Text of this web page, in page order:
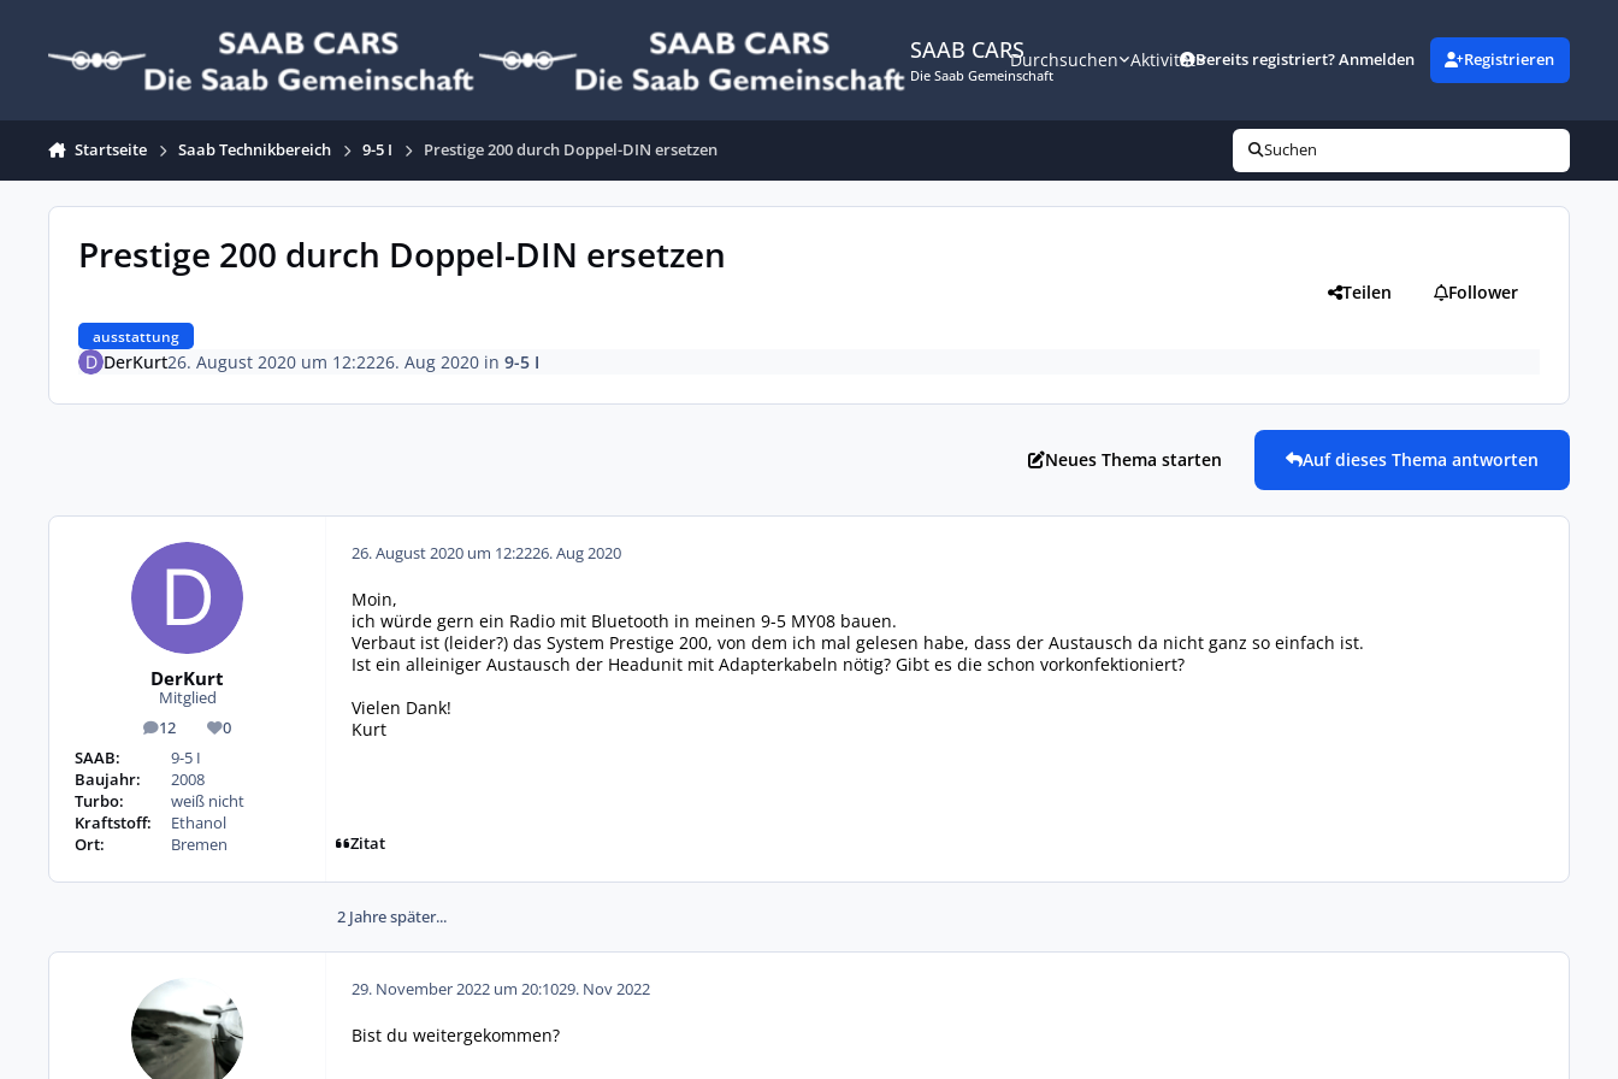
SAAB CARS
Die Saab Gemeinschaft
Durchsuchen AktivitätBereits registriert? Anmelden Registrieren
Startseite Saab Technikbereich 9-5 I Prestige 200 durch Doppel-DIN ersetzen Suchen
Prestige 200 durch Doppel-DIN ersetzen
ausstattung
Teilen Follower
DerKurt26. August 2020 um 12:2226. Aug 2020in 9-5 I
Neues Thema starten Auf dieses Thema antworten
DerKurt
Mitglied
12
Beiträge 0
Reputation
SAAB:
9-5 I
Baujahr:
2008
Turbo:
weiß nicht
Kraftstoff:
Ethanol
Ort:
Bremen
26. August 2020 um 12:2226. Aug 2020
Moin,
ich würde gern ein Radio mit Bluetooth in meinen 9-5 MY08 bauen.
Verbaut ist (leider?) das System Prestige 200, von dem ich mal gelesen habe, dass der Austausch da nicht ganz so einfach ist.
Ist ein alleiniger Austausch der Headunit mit Adapterkabeln nötig? Gibt es die schon vorkonfektioniert?
Vielen Dank!
Kurt
Zitat
2 Jahre später...
29. November 2022 um 20:1029. Nov 2022
Bist du weitergekommen?